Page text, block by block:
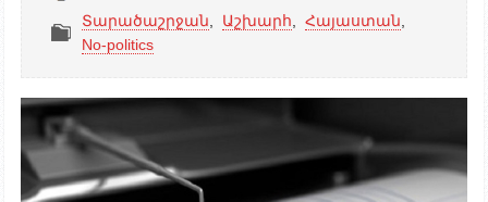
Տարածաշրջան
Աշխարհ Հայաստան
No-politics